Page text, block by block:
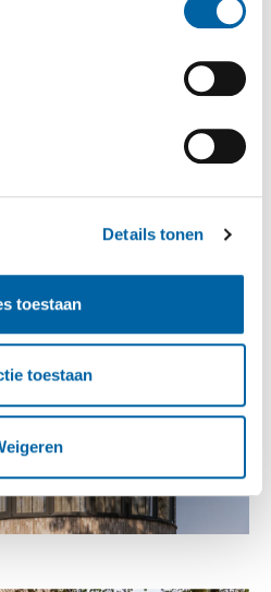
Details tonen
toestaan
toestaan